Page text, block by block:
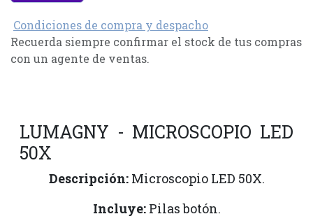
Condiciones de compra y despacho
Recuerda siempre confirmar el stock de tus compras
con un agente de ventas.
LUMAGNY - MICROSCOPIO LED
50X
Descripción:Microscopio LED 50X.
Incluye:Pilas botón.